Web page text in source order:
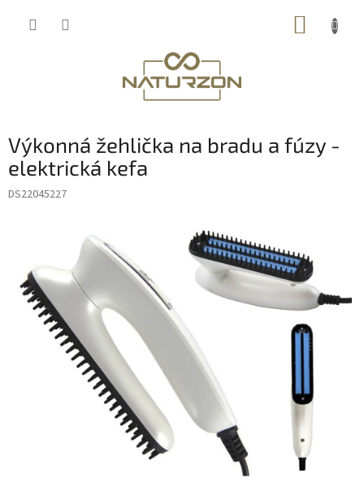
Výkonná žehlička na bradu a fúzy -
elektrická kefa
DS22045227